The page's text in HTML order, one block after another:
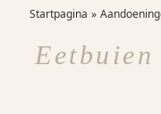
Startpagina